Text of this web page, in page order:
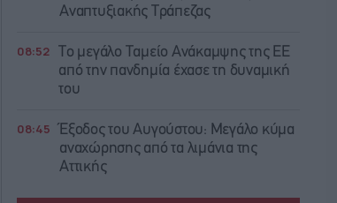
Αναπτυξιακής Τράπεζας
08:52
Το μεγάλο Ταμείο Ανάκαμψης της ΕΕ
από την πανδημία έχασε τη δυναμική
του
08:45
Έξοδος του Αυγούστου: Μεγάλο κύμα
αναχώρησης από τα λιμάνια της
Αττικής